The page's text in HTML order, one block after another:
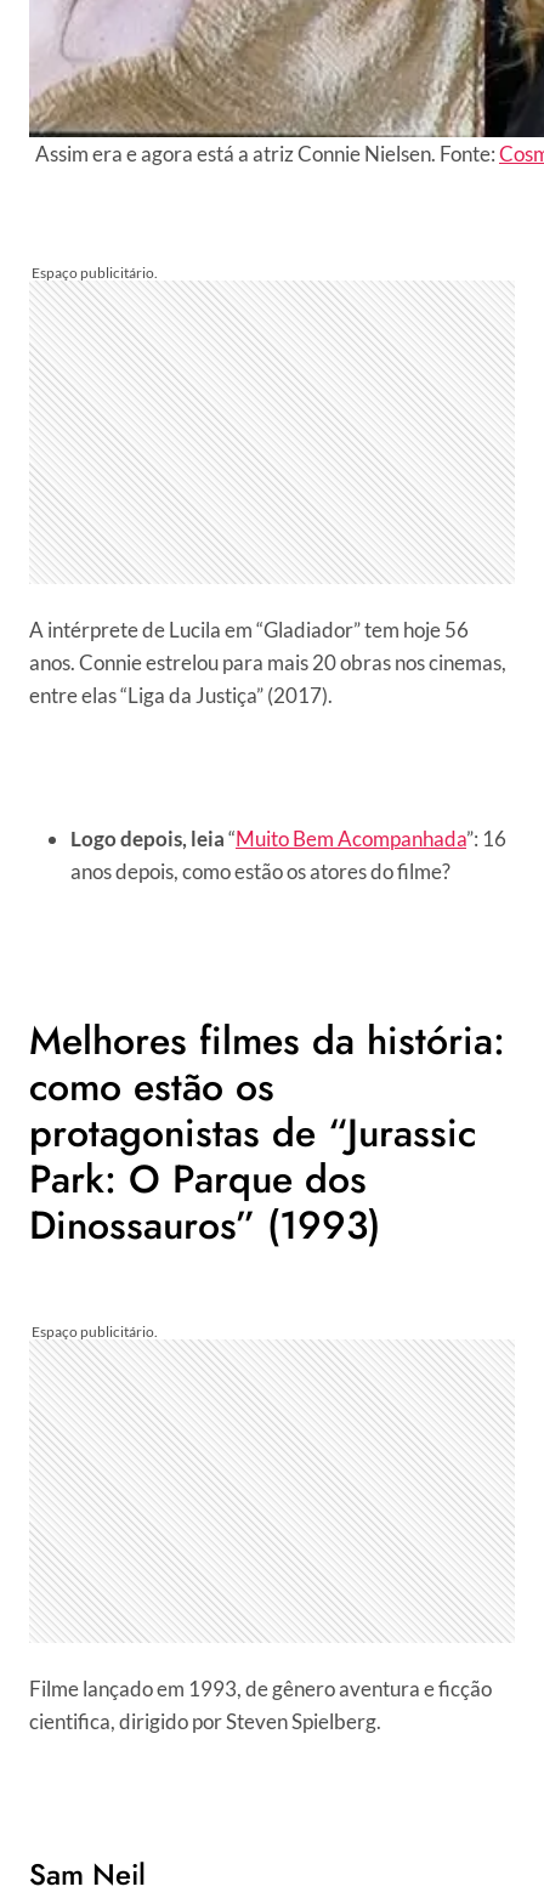
Assim era e agora está a atriz Connie Nielsen. Fonte:
A intérprete de Lucila em “Gladiador” tem hoje 56
anos. Connie estrelou para mais 20 obras nos cinemas,
entre elas “Liga da Justiça” (2017).
Logo depois, leia“Muito Bem Acompanhada”: 16
anos depois, como estão os atores do filme?
Melhores filmes da história:
como estão os
protagonistas de “Jurassic
Park: O Parque dos
Dinossauros” (1993)
Filme lançado em 1993, de gênero aventura e ficção
cientifica, dirigido por Steven Spielberg.
Sam Neil